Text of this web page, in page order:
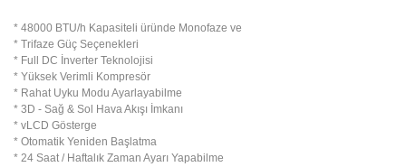
* 48000 BTU/h Kapasiteli üründe Monofaze ve
* Trifaze Güç Seçenekleri
* Full DC İnverter Teknolojisi
* Yüksek Verimli Kompresör
* Rahat Uyku Modu Ayarlayabilme
* 3D - Sağ & Sol Hava Akışı İmkanı
* vLCD Gösterge
* Otomatik Yeniden Başlatma
* 24 Saat / Haftalık Zaman Ayarı Yapabilme